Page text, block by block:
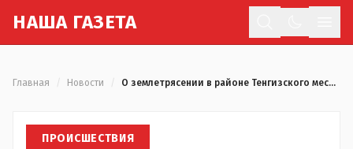
НАША ГАЗЕТА
Главная Новости О землетрясении в районе Тенгизского месторождения нефти умалчивали в течение недели
ПРОИСШЕСТВИЯ